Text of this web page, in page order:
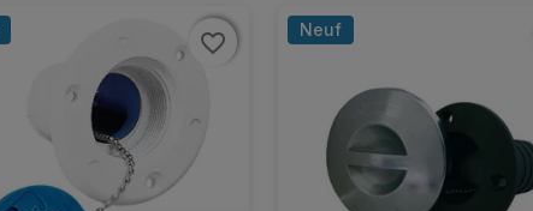
favorite_border
favorite_border Neuf